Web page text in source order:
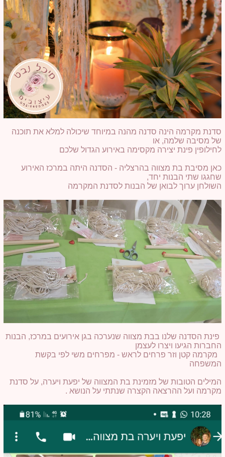
סדנת מקרמה הינה סדנה מהנה במיוחד שיכולה למלא את תוכנה
של מסיבה שלמה, או
לחילופין פינת יצירה מקסימה באירוע הגדול שלכם
כאן מסיבת בת מצווה בהרצליה - הסדנה היתה במרכז האירוע
שחגגו שתי הבנות יחד,
השולחן ערוך לבואן של הבנות לסדנת המקרמה
פינת הסדנה שלנו בבת מצווה שנערכה בגן אירועים במרכז, הבנות
החברות הגיעו ויצרו לעצמן
מקרמה קטן וזר פרחים לראש - מפרחים משי לפי בקשת
המשפחה
המילים הטובות של מזמינת בת המצווה של יפעת ויערה, על סדנת
מקרמה ועל ההרצאה הקצרה שנתתי על הנושא .